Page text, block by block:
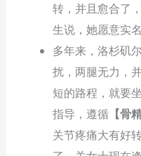
转，并且愈合了
生说，她愿意实
多年来，洛杉矶
扰，两腿无力，
短的路程，就要
指导，遵循【骨精
关节疼痛大有好